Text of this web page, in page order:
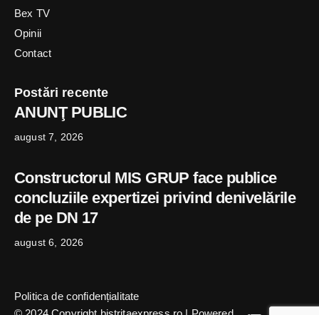
Bex TV
Opinii
Contact
Postări recente
ANUNŢ PUBLIC
august 7, 2026
Constructorul MIS GRUP face publice
concluziile expertizei privind denivelările
de pe DN 17
august 6, 2026
Politica de confidențialitate